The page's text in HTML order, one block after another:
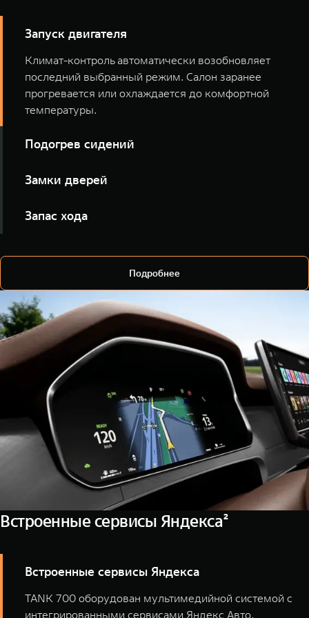
Запуск двигателя
Климат-контроль автоматически возобновляет
последний выбранный режим. Салон заранее
прогревается или охлаждается до комфортной
температуры.
Подогрев сидений
мест голосом, ещё до выхода из дома.
Замки дверей
удалённо, не открывая приложение.
Запас хода
дальность поездки.
Подробнее
Встроенные сервисы Яндекса²
Встроенные сервисы Яндекcа
TANK 700 оборудован мультимедийной системой с
интегрированными сервисами Яндекс Авто.